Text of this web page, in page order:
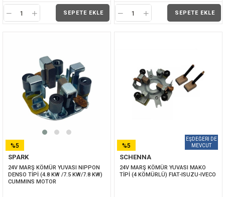
SEPETE EKLE SEPETE EKLE
SPARK
24V MARŞ KÖMÜR YUVASI NIPPON
DENSO TİPİ (4.8 KW /7.5 KW/7.8 KW)
CUMMINS MOTOR
%5
İNDIRIM
SCHENNA
24V MARŞ KÖMÜR YUVASI MAKO
TİPİ (4 KÖMÜRLÜ) FIAT-ISUZU-IVECO
%5
İNDIRIM